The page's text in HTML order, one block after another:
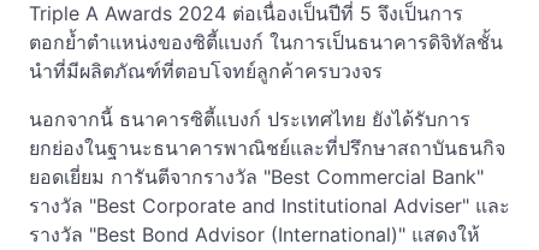
Triple A Awards 2024 ต่อเนื่องเป็นปีที่ 5 จึงเป็นการ
ตอกย้ำตำแหน่งของซิตี้แบงก์ ในการเป็นธนาคารดิจิทัลชั้น
นำที่มีผลิตภัณฑ์ที่ตอบโจทย์ลูกค้าครบวงจร
นอกจากนี้ ธนาคารซิตี้แบงก์ ประเทศไทย ยังได้รับการ
ยกย่องในฐานะธนาคารพาณิชย์และที่ปรึกษาสถาบันธนกิจ
ยอดเยี่ยม การันตีจากรางวัล "Best Commercial Bank"
รางวัล "Best Corporate and Institutional Adviser" และ
รางวัล "Best Bond Advisor (International)" แสดงให้